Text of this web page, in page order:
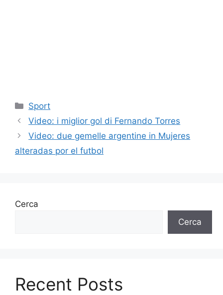
Categorie
Sport
Video: i miglior gol di Fernando Torres
Video: due gemelle argentine in Mujeres
alteradas por el futbol
Cerca
Cerca
Recent Posts